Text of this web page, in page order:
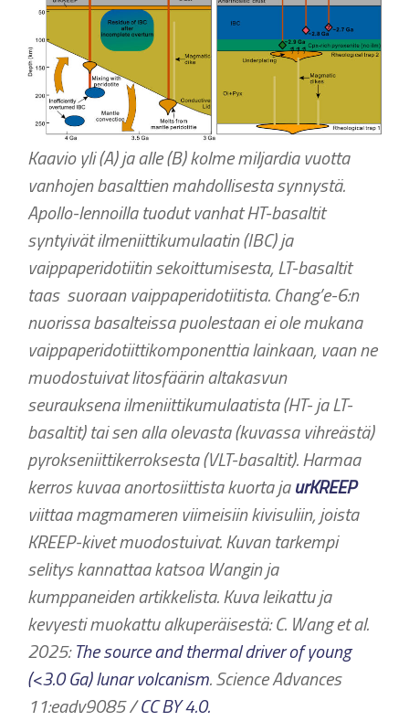
Kaavio yli (A) ja alle (B) kolme miljardia vuotta
vanhojen basalttien mahdollisesta synnystä.
Apollo-lennoilla tuodut vanhat HT-basaltit
syntyivät ilmeniittikumulaatin (IBC) ja
vaippaperidotiitin sekoittumisesta, LT-basaltit
taas suoraan vaippaperidotiitista. Chang’e-6:n
nuorissa basalteissa puolestaan ei ole mukana
vaippaperidotiittikomponenttia lainkaan, vaan ne
muodostuivat litosfäärin altakasvun
seurauksena ilmeniittikumulaatista (HT- ja LT-
basaltit) tai sen alla olevasta (kuvassa vihreästä)
pyrokseniittikerroksesta (VLT-basaltit). Harmaa
kerros kuvaa anortosiittista kuorta jaurKREEP
viittaa magmameren viimeisiin kivisuliin, joista
KREEP-kivet muodostuivat.Kuvan tarkempi
selitys kannattaa katsoa Wangin ja
kumppaneiden artikkelista. Kuva leikattu ja
kevyesti muokattu alkuperäisestä: C. Wang et al.
2025:The source and thermal driver of young
(<3.0 Ga) lunar volcanism. Science Advances
11:eadv9085 /CC BY 4.0.